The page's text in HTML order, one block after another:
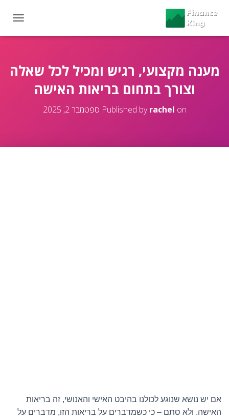
O
E
מענה מקצועי, רגיש ומכיל לכל שאלה
וצורך בתחום בריאות האישה
Published byrachel on ספטמבר 2, 2025
אם יש נושא שנוגע לכולנו בהיבט האישי והאנושי, זה בריאות
האישה. ולא סתם – כי כשמדברים על בריאות הזו, מדברים על